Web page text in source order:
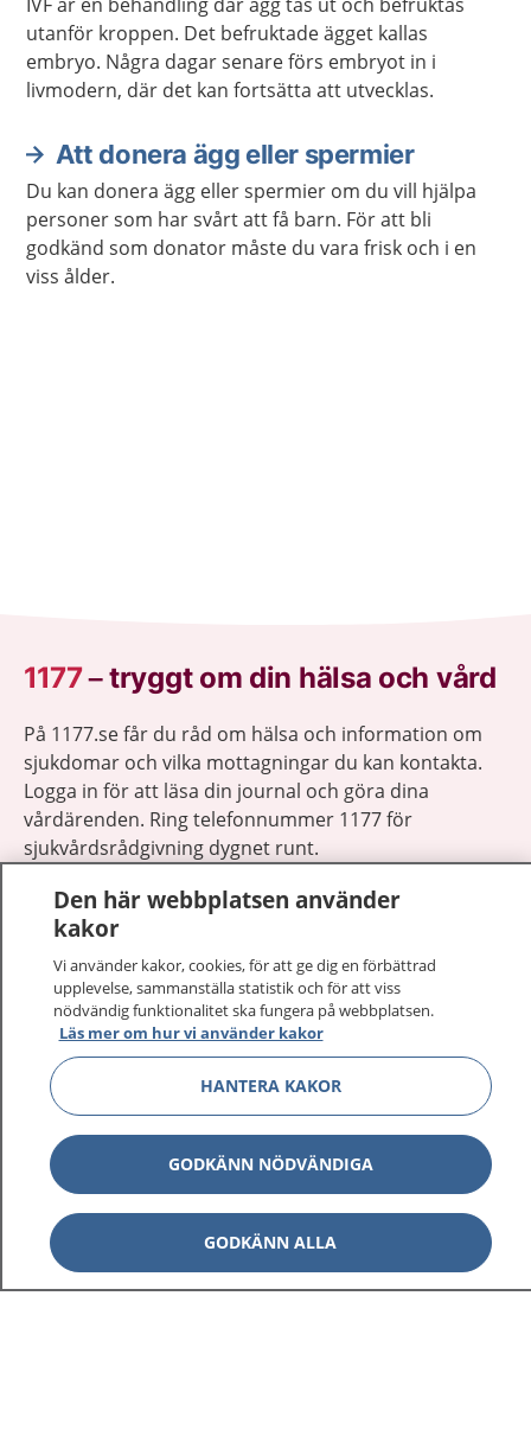
utanför kroppen. Det befruktade ägget kallas
embryo. Några dagar senare förs embryot in i
livmodern, där det kan fortsätta att utvecklas.
Att donera ägg eller spermier
Du kan donera ägg eller spermier om du vill hjälpa
personer som har svårt att få barn. För att bli
godkänd som donator måste du vara frisk och i en
viss ålder.
1177–tryggt om din hälsa och vård
På 1177.se får du råd om hälsa och information om
sjukdomar och vilka mottagningar du kan kontakta.
Logga in för att läsa din journal och göra dina
vårdärenden. Ring telefonnummer 1177 för
sjukvårdsrådgivning dygnet runt.
1177 på flera språk
Om 1177 Visa
Kontakt Visa
Behandling av personuppgifter
Den här webbplatsen använder
kakor
Vi använder kakor, cookies, för att ge dig en förbättrad
upplevelse, sammanställa statistik och för att viss
nödvändig funktionalitet ska fungera på webbplatsen.
Läs mer om hur vi använder kakor
HANTERA KAKOR
GODKÄNN NÖDVÄNDIGA
GODKÄNN ALLA